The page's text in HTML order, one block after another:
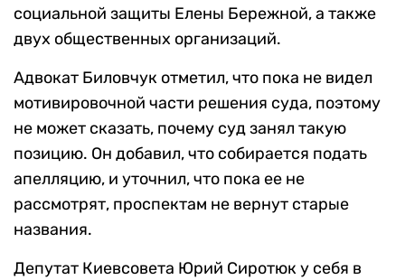
социальной защиты Елены Бережной, а также
двух общественных организаций.
Адвокат Биловчук отметил, что пока не видел
мотивировочной части решения суда, поэтому
не может сказать, почему суд занял такую
позицию. Он добавил, что собирается подать
апелляцию, и уточнил, что пока ее не
рассмотрят, проспектам не вернут старые
названия.
Депутат Киевсовета Юрий Сиротюк у себя в